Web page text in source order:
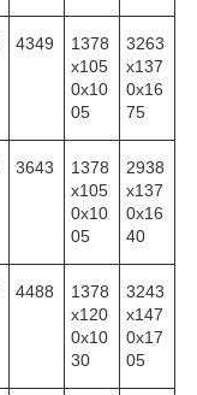
4349
1378
x105
0x10
05
3263
x137
0x16
75
3643
1378
x105
0x10
05
2938
x137
0x16
40
4488
1378
x120
0x10
30
3243
x147
0x17
05